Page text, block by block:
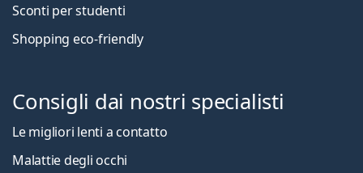
Sconti per studenti
Shopping eco-friendly
Consigli dai nostri specialisti
Le migliori lenti a contatto
Malattie degli occhi